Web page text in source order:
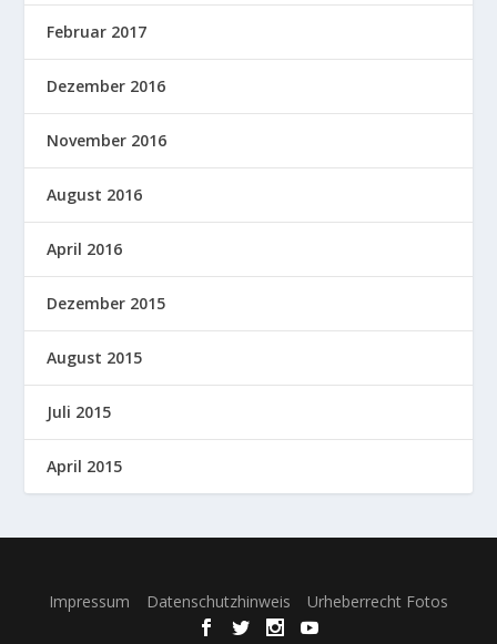
Februar 2017
Dezember 2016
November 2016
August 2016
April 2016
Dezember 2015
August 2015
Juli 2015
April 2015
Impressum Datenschutzhinweis Urheberrecht Fotos